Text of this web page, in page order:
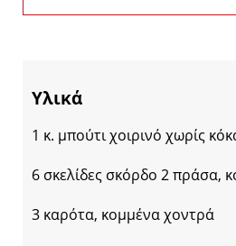
Υλικά
1 κ. μπούτι χοιρινό χωρίς
6 σκελίδες σκόρδο 2 πράσα,
3 καρότα, κομμένα χοντρά